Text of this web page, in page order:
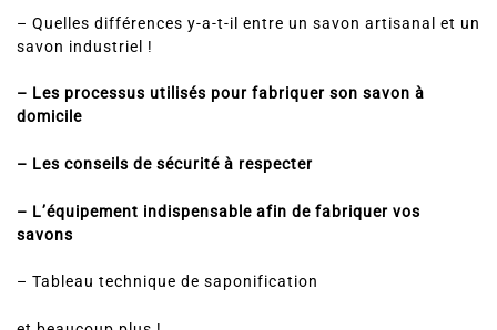
– Quelles différences y-a-t-il entre un savon artisanal et un
savon industriel !
– Les processus utilisés pour fabriquer son savon à
domicile
– Les conseils de sécurité à respecter
– L’équipement indispensable afin de fabriquer vos
savons
– Tableau technique de saponification
et beaucoup plus !